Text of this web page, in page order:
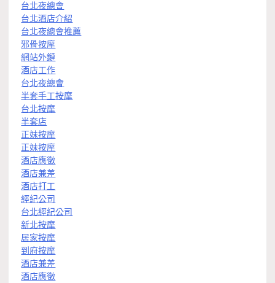
台北夜總會
台北酒店介紹
台北夜總會推薦
邪骨按摩
網站外鏈
酒店工作
台北夜總會
半套手工按摩
台北按摩
半套店
正妹按摩
正妹按摩
酒店應徵
酒店兼差
酒店打工
經紀公司
台北經紀公司
新北按摩
居家按摩
到府按摩
酒店兼差
酒店應徵